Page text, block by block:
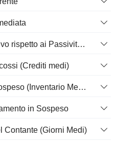
Flusso di Cassa Operativo rispetto ai Passività Correnti
(Crediti medi)
Giorni di Inventario in Sospeso (Inventario Medio)
in Sospeso
Contante (Giorni Medi)